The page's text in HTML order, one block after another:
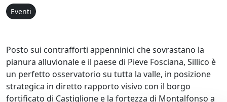
Eventi
Posto sui contrafforti appenninici che sovrastano la
pianura alluvionale e il paese di Pieve Fosciana, Sillico è
un perfetto osservatorio su tutta la valle, in posizione
strategica in diretto rapporto visivo con il borgo
fortificato di Castiglione e la fortezza di Montalfonso a